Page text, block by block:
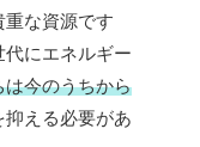
な資源です
にエネルギー
は今のうちから
抑える必要があ